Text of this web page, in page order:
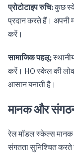
प्रोटोटाइप रुचि:कुछ
प्रदान करते हैं। अपनी
करें।
सामाजिक पहलू:
करें। HO स्केल की
आसान बनाती है।
मानक और
रेल मॉडल स्केल्स मानक
संगतता सुनिश्चित करते